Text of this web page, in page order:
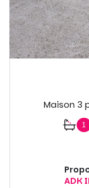
1
ADK